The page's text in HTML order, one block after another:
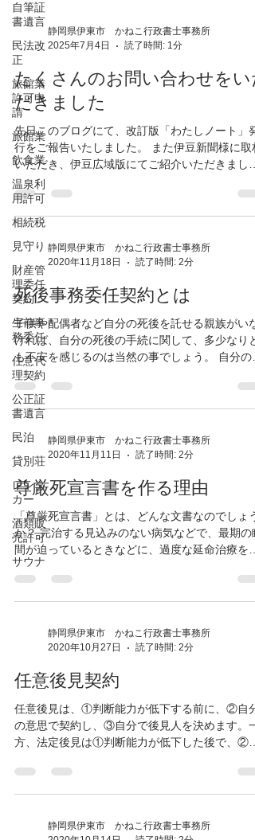
自筆証
書遺言
民法改
正
旅館業
許可申
請
旅館業
飲食業
温泉利
用許可
相続税
見守り
財産管
理委任
契約
生前事
務委任
任意代
理契約
公正証
書遺言
民泊
貸別荘
レンタ
カー
酒類販
売許可
サウナ
静岡県伊東市 かねこ行政書士事務所
2025年7月4日
たくさんのお問い合わせをい
だきました
先日このブログにて、改訂版「わたしノート」発
いただき、伊豆広域版にてご紹介いただきました
ことも、ご報告いたしました。 記事をお読みに
った方から、多くの反響をいただいております
2020年11月18日
読了時間: 2分
死後事務委任契約とは
子供や配偶者など自分の死後を託せる親族がいな
ければ、自分の死後の手続に関して、多少なりと
も不安を感じるのは当然の事でしょう。 自分の
儀、埋葬、そのほかの死後の後始末は、成年後見
人や遺言執行者では対応ができません。 成年後
は、被後見人が死亡すれば契約が終了します。ま
た遺言...
2020年11月11日
読了時間: 2分
尊厳死宣言書を作る理由
「尊厳死宣言書」とは、どんな文書なのでしょう
ず自然な死を迎えたいという思いを、家族や医療
関係者に伝えるための文書です。 法的拘束力は
る意見...
2020年10月27日
読了時間: 2分
任意後見契約
任意後見は、①判断能力が低下する前に、②自分
庭裁判所が判断し、③家庭裁判所が後見人を決定